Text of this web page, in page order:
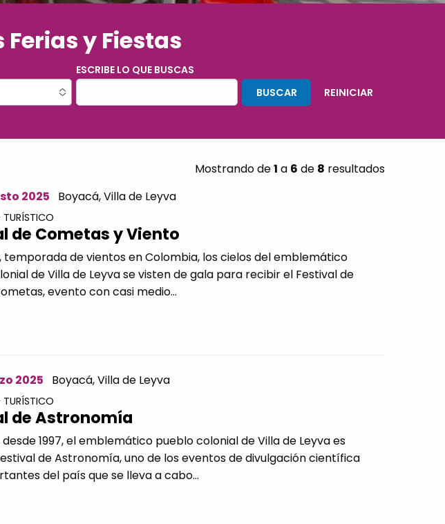
y Fiestas
ESCRIBE LO QUE BUSCAS
Mostrando de1 a 6 de 8 resultados
2025
Boyacá,Villa de Leyva
de Cometas y Viento
temporada de vientos en Colombia, los cielos del emblemático
de Villa de Leyva se visten de gala para recibir el Festival de
evento con casi medio...
2025 Boyacá,Villa de Leyva
de Astronomía
1997, el emblemático pueblo colonial de Villa de Leyva es
de Astronomía, uno de los eventos de divulgación científica
del país que se lleva a cabo...